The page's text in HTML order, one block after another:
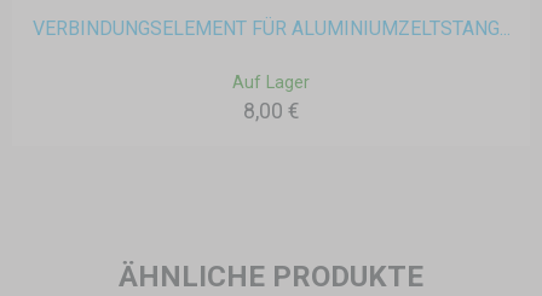
VERBINDUNGSELEMENT FÜR ALUMINIUMZELTSTANG...
Auf Lager
8,00 €
ÄHNLICHE PRODUKTE